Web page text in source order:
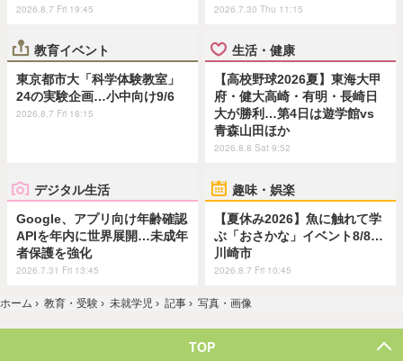
2026.8.7 Fri 19:45 2026.7.30 Thu 11:15
教育イベント
東京都市大「科学体験教室」
24の実験企画…小中向け9/6
2026.8.7 Fri 18:15
生活・健康
【高校野球2026夏】東海大甲
府・健大高崎・有明・長崎日
大が勝利…第4日は遊学館vs
青森山田ほか
2026.8.8 Sat 9:52
デジタル生活
Google、アプリ向け年齢確認
APIを年内に世界展開…未成年
者保護を強化
2026.7.31 Fri 13:45
趣味・娯楽
【夏休み2026】魚に触れて学
ぶ「おさかな」イベント8/8…
川崎市
2026.8.7 Fri 10:45
ホーム › 教育・受験 › 未就学児 › 記事 › 写真・画像
TOP